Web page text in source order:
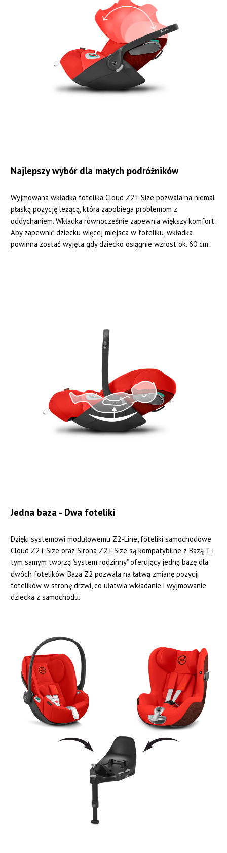
Najlepszy wybór dla małych podróżników
Wyjmowana wkładka fotelika Cloud Z2 i-Size pozwala na niemal
płaską pozycję leżącą, która zapobiega problemom z
oddychaniem. Wkładka równocześnie zapewnia większy komfort.
Aby zapewnić dziecku więcej miejsca w foteliku, wkładka
powinna zostać wyjęta gdy dziecko osiągnie wzrost ok. 60 cm.
Jedna baza - Dwa foteliki
Dzięki systemowi modułowemu Z2-Line, foteliki samochodowe
Cloud Z2 i-Size oraz Sirona Z2 i-Size są kompatybilne z Bazą T i
tym samym tworzą "system rodzinny" oferujący jedną bazę dla
dwóch fotelików. Baza Z2 pozwala na łatwą zmianę pozycji
fotelików w stronę drzwi, co ułatwia wkładanie i wyjmowanie
dziecka z samochodu.